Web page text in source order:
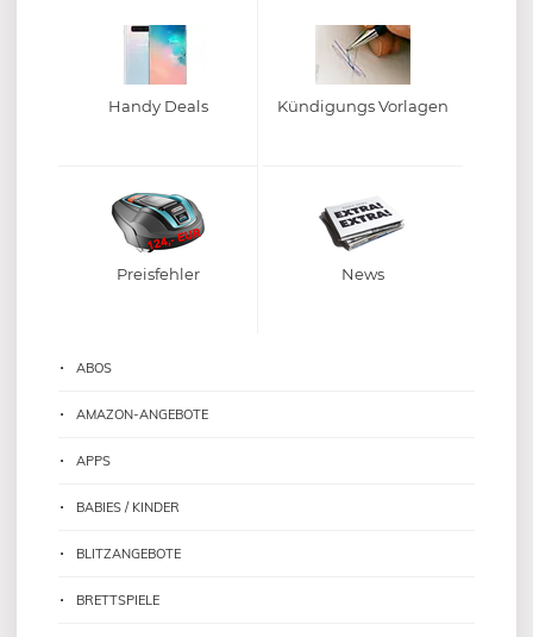
Handy Deals Kündigungs Vorlagen
Preisfehler News
ABOS
AMAZON-ANGEBOTE
APPS
BABIES / KINDER
BLITZANGEBOTE
BRETTSPIELE